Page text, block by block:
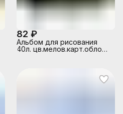
82 ₽
Альбом для рисования
40л. цв.мелов.карт.облож.